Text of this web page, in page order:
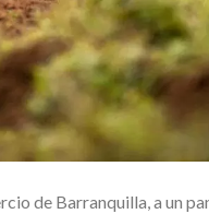
de Barranquilla, a un